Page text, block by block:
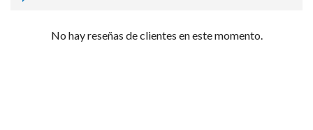
No hay reseñas de clientes en este momento.